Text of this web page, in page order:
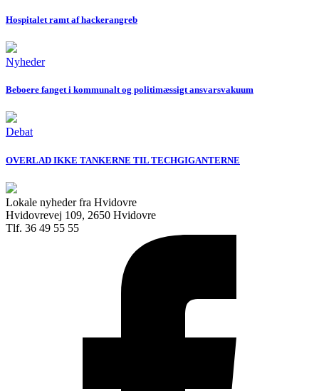
Hospitalet ramt af hackerangreb
Nyheder
Beboere fanget i kommunalt og politimæssigt ansvarsvakuum
Debat
OVERLAD IKKE TANKERNE TIL TECHGIGANTERNE
Lokale nyheder fra Hvidovre
Hvidovrevej 109, 2650 Hvidovre
Tlf. 36 49 55 55